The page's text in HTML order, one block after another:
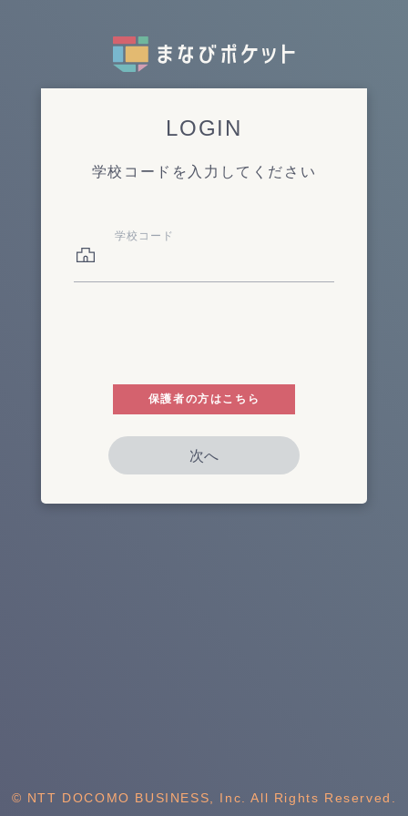
LOGIN
学校コードを入力してください
学校コード
保護者の方はこちら
© NTT DOCOMO BUSINESS, Inc. All Rights Reserved.